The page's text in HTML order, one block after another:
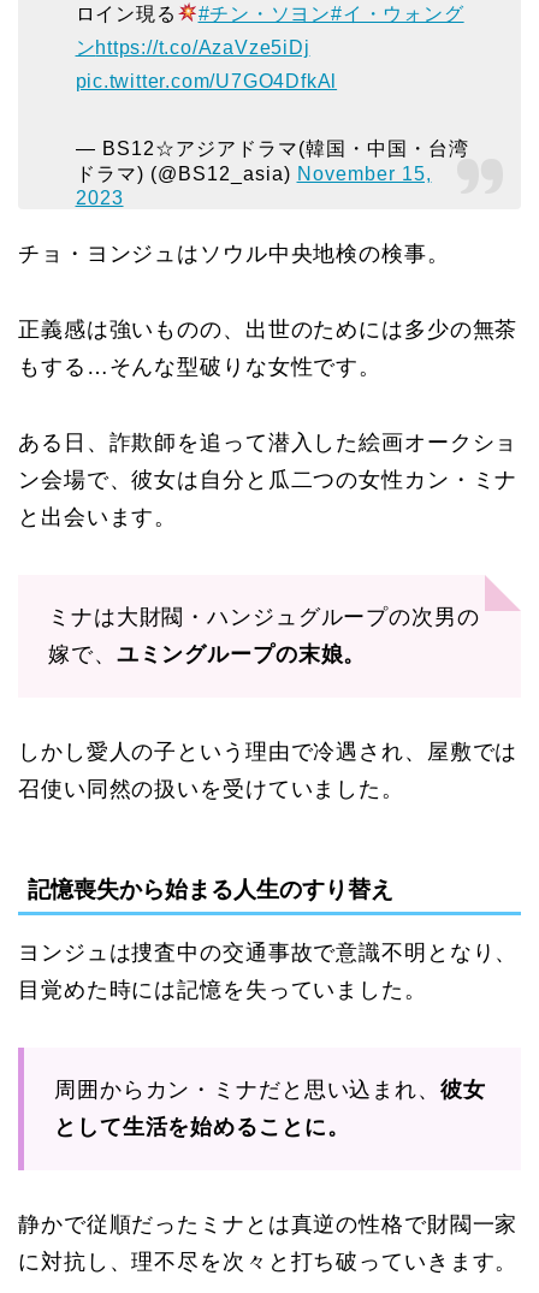
ロイン現る #チン・ソヨン#イ・ウォング
ンhttps://t.co/AzaVze5iDj
pic.twitter.com/U7GO4DfkAl
— BS12☆アジアドラマ(韓国・中国・台湾
ドラマ) (@BS12_asia) November 15,
2023
チョ・ヨンジュはソウル中央地検の検事。
正義感は強いものの、出世のためには多少の無茶
もする…そんな型破りな女性です。
ある日、詐欺師を追って潜入した絵画オークショ
ン会場で、彼女は自分と瓜二つの女性カン・ミナ
と出会います。
ミナは大財閥・ハンジュグループの次男の
嫁で、 ユミングループの末娘。
しかし愛人の子という理由で冷遇され、屋敷では
召使い同然の扱いを受けていました。
記憶喪失から始まる人生のすり替え
ヨンジュは捜査中の交通事故で意識不明となり、
目覚めた時には記憶を失っていました。
周囲からカン・ミナだと思い込まれ、 彼女
として生活を始めることに。
静かで従順だったミナとは真逆の性格で財閥一家
に対抗し、理不尽を次々と打ち破っていきます。